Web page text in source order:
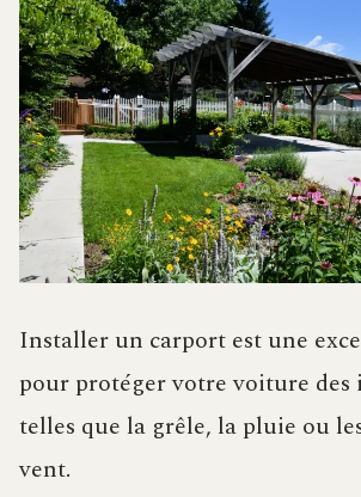
Installer un carport est une
pour protéger votre voiture des
telles que la grêle, la pluie ou
vent.